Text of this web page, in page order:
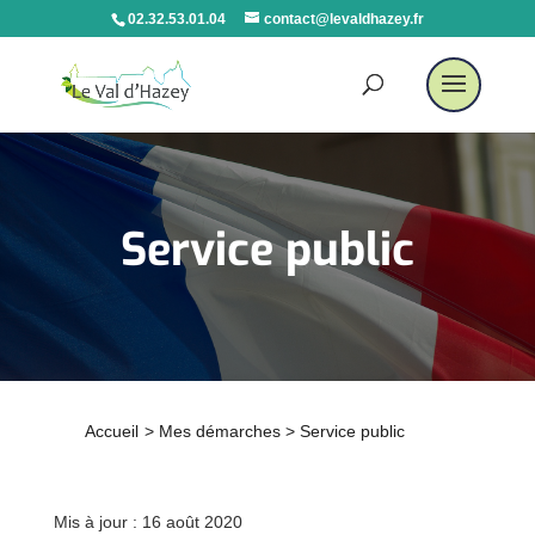
02.32.53.01.04 contact@levaldhazey.fr
Service public
Accueil > Mes démarches > Service public
Mis à jour : 16 août 2020